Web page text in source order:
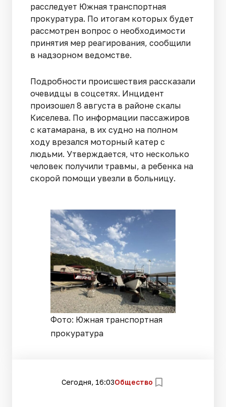
расследует Южная транспортная
прокуратура. По итогам которых будет
рассмотрен вопрос о необходимости
принятия мер реагирования, сообщили
в надзорном ведомстве.
Подробности происшествия рассказали
очевидцы в соцсетях. Инцидент
произошел 8 августа в районе скалы
Киселева. По информации пассажиров
с катамарана, в их судно на полном
ходу врезался моторный катер с
людьми. Утверждается, что несколько
человек получили травмы, а ребенка на
скорой помощи увезли в больницу.
Фото: Южная транспортная
прокуратура
Сегодня, 16:03Общество